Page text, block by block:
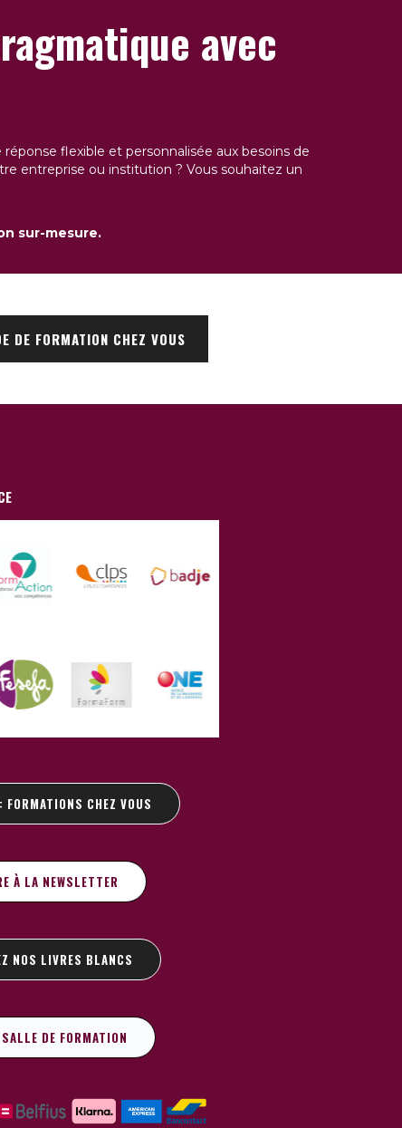
avec
flexible et personnalisée aux besoins de
entreprise ou institution ? Vous souhaitez un
sur-mesure.
DE FORMATION CHEZ VOUS
CHEZ VOUS
À LA NEWSLETTER
NOS LIVRES BLANCS
DE FORMATION